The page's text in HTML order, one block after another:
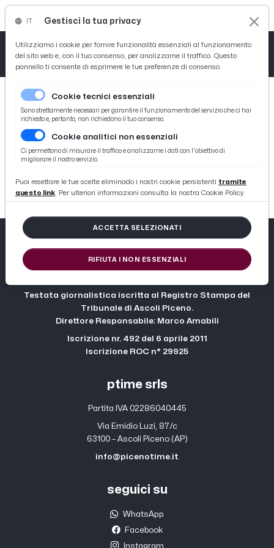
404
Testata giornalistica iscritta al Registro Stampa del
Tribunale di Ascoli Piceno.
Direttore Responsabile: Marco Amabili
Iscrizione nr. 492 del 6 aprile 2011
Iscrizione ROC n° 29925
ptime srls
Partita IVA 02286040445
Via Emidio Luzi, 87/c
63100 – Ascoli Piceno (AP)
info@picenotime.it
seguici su
WhatsApp
Facebook
Instagram
Gestisci la tua privacy
Utilizziamo i cookie per fornire funzionalità essenziali al funzionamento
del sito web e, con il tuo consenso, per analizzarne il traffico. Questo
pannello ti consente di esprimere le tue preferenze di consenso.
Cookie tecnici essenziali
Sono strettamente necessari per garantire il funzionamento del servizio che ci hai
richiesto e, pertanto, non richiedono il tuo consenso.
Cookie analitici non essenziali
Ci permettono di misurare il traffico e analizzarne i dati con l'obiettivo di
migliorare il nostro servizio.
Puoi resettare le tue scelte eliminado i nostri cookie persistenti tramite
questo link. Per ulteriori informazioni consulta la nostra Cookie Policy.
ACCETTA SELEZIONATI
RIFIUTA I NON ESSENZIALI
Tutto News
Tutto Sport
Basket
Ciclismo
Tutto Curiosità